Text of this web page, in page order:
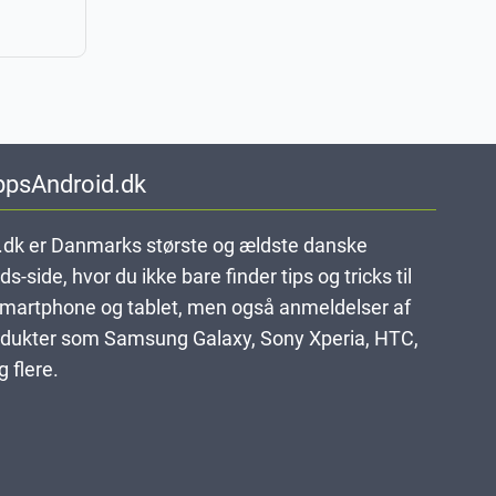
er Danmarks største og ældste danske
side, hvor du ikke bare finder tips og tricks til
og tablet, men også anmeldelser af
som Samsung Galaxy, Sony Xperia, HTC,
flere.